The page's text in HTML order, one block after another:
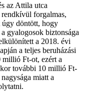
az Attila utca
rendkívül forgalmas,
úgy döntött, hogy
gyalogosok biztonsága
a 2018. évi
a teljes beruházási
millió Ft-ot, ezért a
további 10 millió Ft-
miatt a